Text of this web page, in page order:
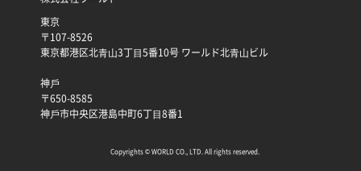
東京
〒107-8526
東京都港区北⻘⼭3丁⽬5番10号 ワールド北⻘⼭ビル
神⼾
〒650-8585
神⼾市中央区港島中町6丁⽬8番1
Copyrights © WORLD CO., LTD. All rights reserved.